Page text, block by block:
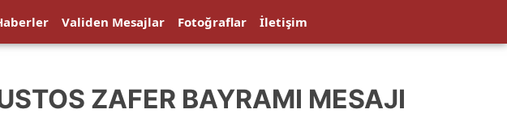
Validen Mesajlar Fotoğraflar İletişim
ZAFER BAYRAMI MESAJI